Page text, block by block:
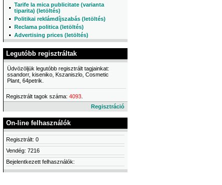
Tarife la mica publicitate (varianta
tiparita) (letöltés)
Politikai reklámdíjszabás (letöltés)
Reclama politica (letöltés)
Advertising prices (letöltés)
Legutóbb regisztráltak
Üdvözöljük legutóbb regisztrált tagjainkat:
ssandorr, kiseniko, Kszaniszlo, Cosmetic
Plant, 64petrik.
Regisztrált tagok száma: 4093
Regisztráció
On-line felhasználók
Regisztrált: 0
Vendég: 7216
Bejelentkezett felhasználók: